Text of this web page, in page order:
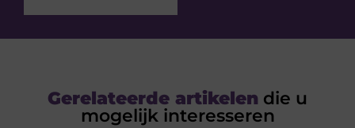
Gerelateerde artikelen die u
mogelijk interesseren